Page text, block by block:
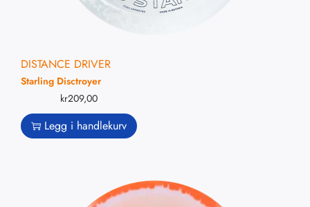
DISTANCE DRIVER
Starling Disctroyer
kr209,00
Legg i handlekurv